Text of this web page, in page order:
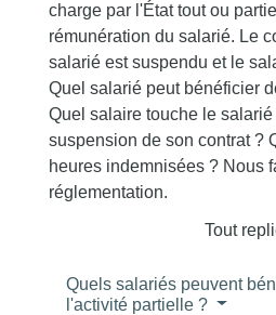
charge par l'État tout ou
rémunération du salarié. Le
salarié est suspendu et le
Quel salarié peut bénéficier
Quel salaire touche le
suspension de son contrat ?
heures indemnisées ? Nous
réglementation.
Tout
Quels salariés peuvent
l'activité partielle ?